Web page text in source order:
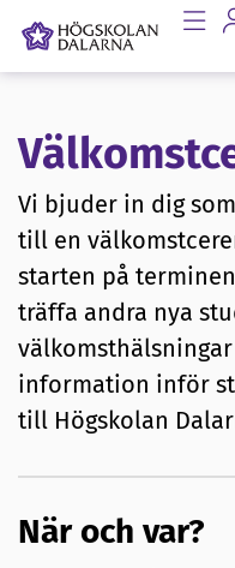
Vi bjuder in dig
till en
starten på
träffa andra nya
information inför
till Högskolan
När och var?